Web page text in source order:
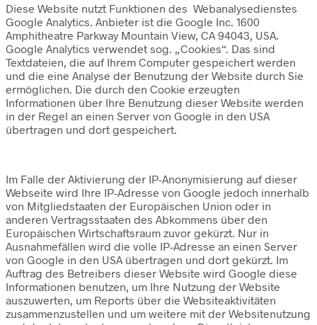
Diese Website nutzt Funktionen des Webanalysedienstes
Google Analytics. Anbieter ist die Google Inc. 1600
Amphitheatre Parkway Mountain View, CA 94043, USA.
Google Analytics verwendet sog. „Cookies“. Das sind
Textdateien, die auf Ihrem Computer gespeichert werden
und die eine Analyse der Benutzung der Website durch Sie
ermöglichen. Die durch den Cookie erzeugten
Informationen über Ihre Benutzung dieser Website werden
in der Regel an einen Server von Google in den USA
übertragen und dort gespeichert.
Im Falle der Aktivierung der IP-Anonymisierung auf dieser
Webseite wird Ihre IP-Adresse von Google jedoch innerhalb
von Mitgliedstaaten der Europäischen Union oder in
anderen Vertragsstaaten des Abkommens über den
Europäischen Wirtschaftsraum zuvor gekürzt. Nur in
Ausnahmefällen wird die volle IP-Adresse an einen Server
von Google in den USA übertragen und dort gekürzt. Im
Auftrag des Betreibers dieser Website wird Google diese
Informationen benutzen, um Ihre Nutzung der Website
auszuwerten, um Reports über die Websiteaktivitäten
zusammenzustellen und um weitere mit der Websitenutzung